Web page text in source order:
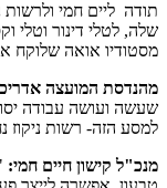
תודה ליים חמי ולרשות
שלה, לטלי דינור וטלי
מסטודיו אואה שלוקח
מהנדסת המועצה
שעשה ועושה עבודה
למסע הזה- רשות ניקוז
מנכ"ל קישון חיים חמי: